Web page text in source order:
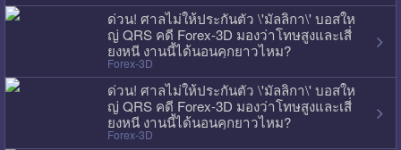
ด่วน! ศาลไม่ให้ประกันตัว \'มัลลิกา\' บอสให
ญ่ QRS คดี Forex-3D มองว่าโทษสูงและเสี่
ยงหนี งานนี้ได้นอนคุกยาวไหม?
Forex-3D
ด่วน! ศาลไม่ให้ประกันตัว \'มัลลิกา\' บอสให
ญ่ QRS คดี Forex-3D มองว่าโทษสูงและเสี่
ยงหนี งานนี้ได้นอนคุกยาวไหม?
Forex-3D